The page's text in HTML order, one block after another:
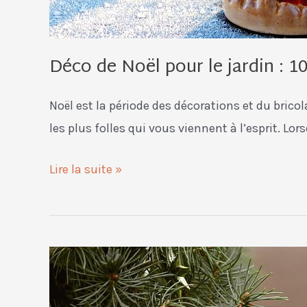
Déco de Noël pour le jardin :
Noël est la période des décorations et du
les plus folles qui vous viennent à l’esprit.
Lire la suite »
Comment
recycler
son